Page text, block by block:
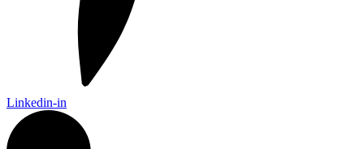
Linkedin-in